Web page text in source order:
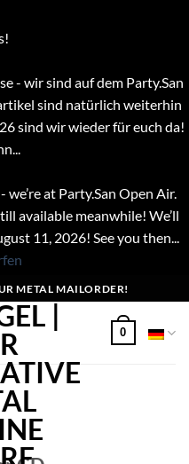
- wir sind auf dem Party.San
sind natürlich weiterhin
sind wir wieder für euch da!
at Party.San Open Air.
available meanwhile! We’ll
11, 2026! See you then...
METAL MAILORDER!
0